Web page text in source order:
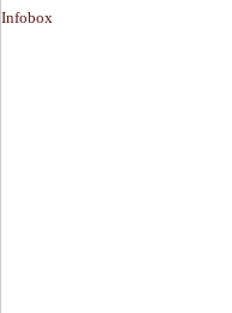
Infobox